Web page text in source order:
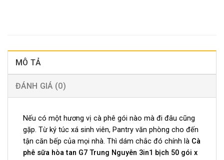
MÔ TẢ
ĐÁNH GIÁ (0)
Nếu có một hương vị cà phê gói nào mà đi đâu cũng
gặp. Từ ký túc xá sinh viên, Pantry văn phòng cho đến
tận căn bếp của mọi nhà. Thì dám chắc đó chính là Cà
phê sữa hòa tan G7 Trung Nguyên 3in1 bịch 50 gói x